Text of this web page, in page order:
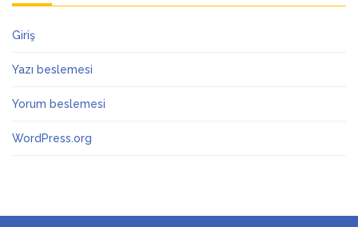
Giriş
Yazı beslemesi
Yorum beslemesi
WordPress.org